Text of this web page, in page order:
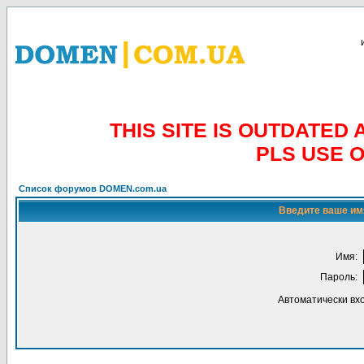
THIS SITE IS OUTDATED
PLS USE
Список форумов DOMEN.com.ua
Введите ваше
Имя:
Пароль:
Автоматически